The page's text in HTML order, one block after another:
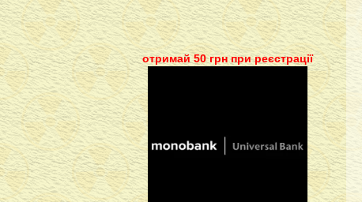
отримай 50 грн при реєстрації